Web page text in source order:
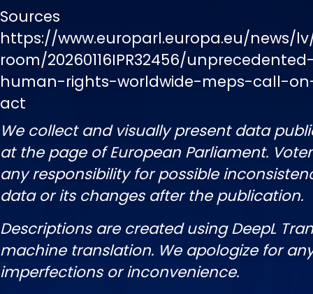
Sources
https://www.europarl.europa.eu/news/
room/20260116IPR32456/
human-rights-worldwide-meps-call-
act
We collect and visually present data
at the page of European Parliament.
any responsibility for possible
data or its changes after the publication.
Descriptions are created using DeepL
machine translation. We apologize for
imperfections or inconvenience.